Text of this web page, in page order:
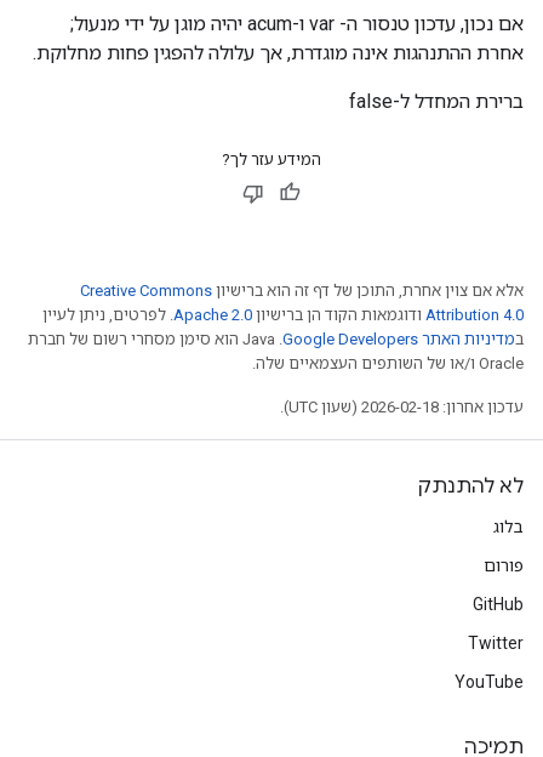
אם נכון, עדכון טנסור ה- var ו-acum יהיה מוגן על ידי מנעול;
אחרת ההתנהגות אינה מוגדרת, אך עלולה להפגין פחות מחלוקת.
ברירת המחדל ל-false
המידע עזר לך?
אלא אם צוין אחרת, התוכן של דף זה הוא ברישיון Creative Commons
Attribution 4.0 ודוגמאות הקוד הן ברישיון Apache 2.0. לפרטים, ניתן לעיין
במדיניות האתר Google Developers‏
.‏ Java הוא סימן מסחרי רשום של חברת
Oracle ו/או של השותפים העצמאיים שלה.
עדכון אחרון: 2026-02-18 (שעון UTC).
לא להתנתק
בלוג
פורום
GitHub
Twitter
YouTube
תמיכה